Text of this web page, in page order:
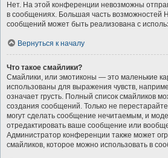
Нет. На этой конференции невозможны
в сообщениях. Большая часть возможностей
сообщений может быть реализована с
Вернуться к началу
Что такое смайлики?
Смайлики, или эмотиконы — это маленькие
использованы для выражения чувств,
означает грусть. Полный список смайликов
создания сообщений. Только не
могут сделать сообщение нечитаемым, и
отредактировать ваше сообщение или
Администратор конференции также может
смайликов, которое можно использовать в